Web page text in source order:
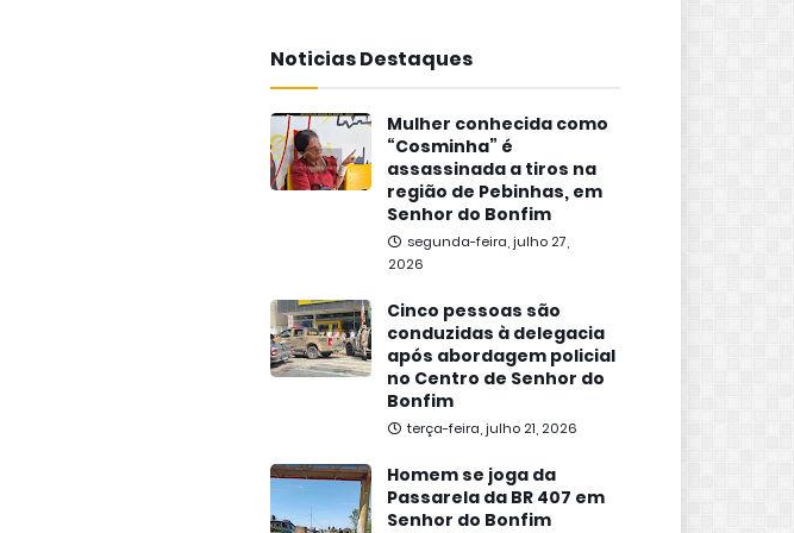
Noticias Destaques
Mulher conhecida como
“Cosminha” é
assassinada a tiros na
região de Pebinhas, em
Senhor do Bonfim
segunda-feira, julho 27,
2026
Cinco pessoas são
conduzidas à delegacia
após abordagem policial
no Centro de Senhor do
Bonfim
terça-feira, julho 21, 2026
Homem se joga da
Passarela da BR 407 em
Senhor do Bonfim